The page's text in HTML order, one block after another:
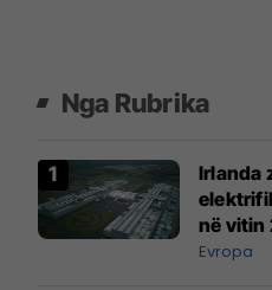
Nga Rubrika
Irlanda
në vitin
Evropa